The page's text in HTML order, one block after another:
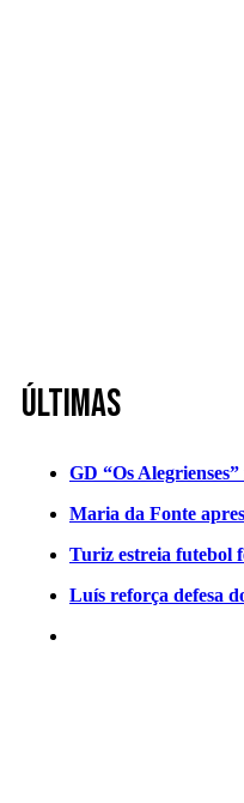
Últimas
GD “Os
Maria da Fonte
Turiz estreia futebol
Luís reforça defesa